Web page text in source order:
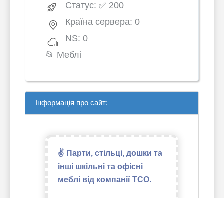
Статус: ✅ 200
Країна сервера: 0
NS: 0
📂 Меблі
Інформація про сайт:
✌ Парти, стільці, дошки та
інші шкільні та офісні
меблі від компанії ТСО.